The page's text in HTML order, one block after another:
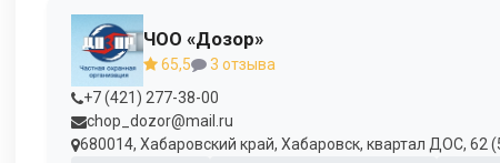
ЧОО «Дозор»
65,5
3 отзыва
+7 (421) 277-38-00
chop_dozor@mail.ru
680014, Хабаровский край, Хабаровск, квартал ДОС, 62